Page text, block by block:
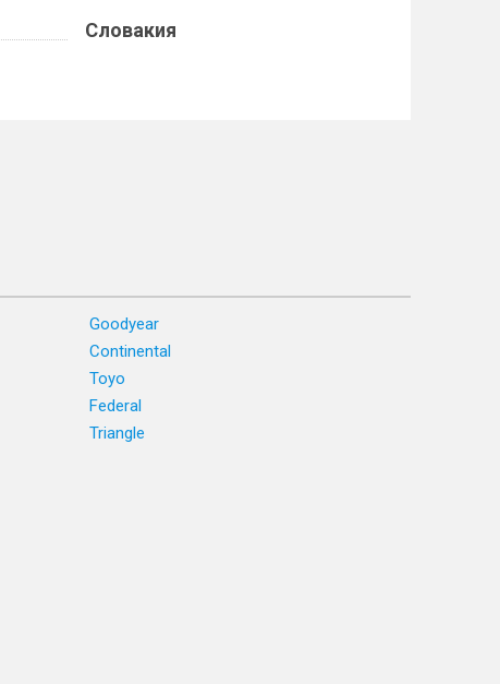
Словакия
Goodyear
Continental
Toyo
Federal
Triangle